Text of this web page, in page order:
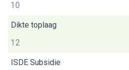
10
Dikte toplaag
12
ISDE Subsidie